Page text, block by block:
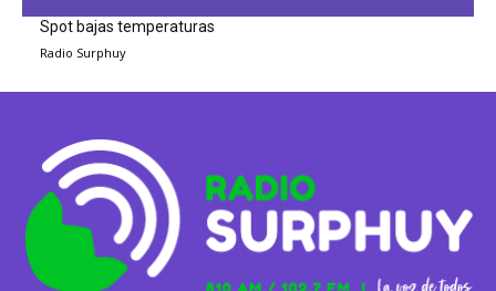
Spot bajas temperaturas
Radio Surphuy